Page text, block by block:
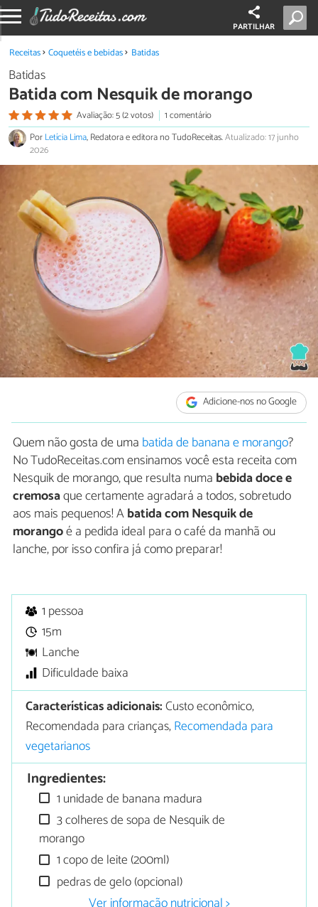
PARTILHAR
Receitas Coquetéis e bebidas Batidas
Batidas
Batida com Nesquik de morango
Avaliação: 5 (2 votos)
1 comentário
PorLetícia Lima, Redatora e editora no TudoReceitas.Atualizado: 17 junho
2026
Adicione-nos no Google
Quem não gosta de uma batida de banana e morango?
No TudoReceitas.com ensinamos você esta receita com
Nesquik de morango, que resulta numa bebida doce e
cremosaque certamente agradará a todos, sobretudo
aos mais pequenos! Abatida com Nesquik de
morangoé a pedida ideal para o café da manhã ou
lanche, por isso confira já como preparar!
1 pessoa
15m
Lanche
Dificuldade baixa
Características adicionais:Custo econômico,
Recomendada para crianças,Recomendada para
vegetarianos
Ingredientes:
1 unidade de banana madura
3 colheres de sopa de Nesquik de
morango
1 copo de leite (200ml)
pedras de gelo (opcional)